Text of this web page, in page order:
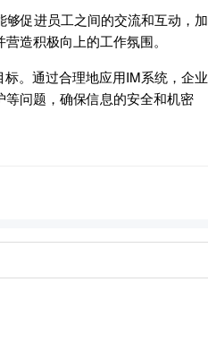
促进员工之间的交流和互动，加
造积极向上的工作氛围。
。通过合理地应用IM系统，企业
问题，确保信息的安全和机密